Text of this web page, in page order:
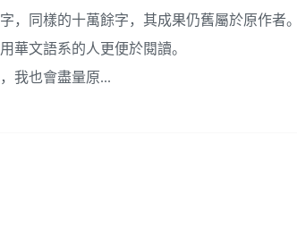
，同樣的十萬餘字，其成果仍舊屬於原作者。
華文語系的人更便於閱讀。
我也會盡量原...